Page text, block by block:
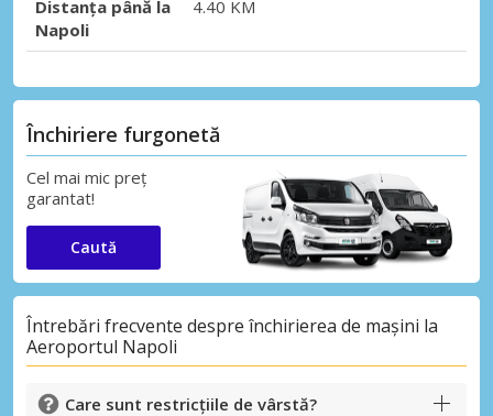
Distanța până la
Napoli
4.40 KM
Închiriere furgonetă
Cel mai mic preț
garantat!
Caută
Întrebări frecvente despre închirierea de mașini la
Aeroportul Napoli
Care sunt restricțiile de vârstă?